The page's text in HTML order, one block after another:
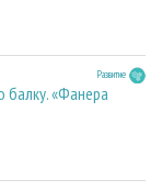
Развитие
балку. «Фанера